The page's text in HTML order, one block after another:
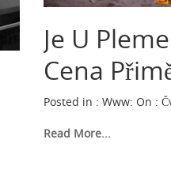
Je U
Cena
Posted in : Www: On :
Read More...